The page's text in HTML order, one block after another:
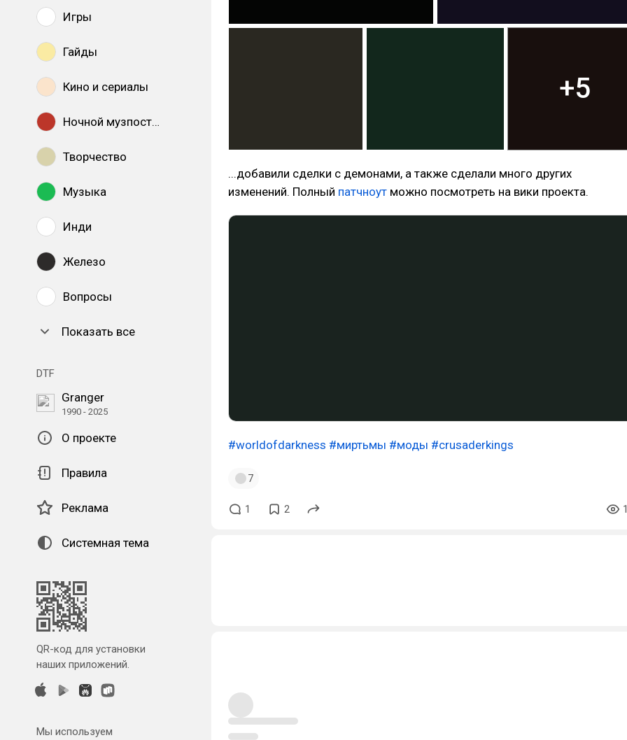
Игры
Гайды
Кино и сериалы
Ночной музпостинг
Творчество
Музыка
Инди
Железо
Вопросы
Показать все
DTF
Granger
1990 - 2025
О проекте
Правила
Реклама
Системная тема
QR-код для установки
наших приложений.
Мы используем
+5
...добавили сделки с демонами, а также сделали много других
изменений. Полный патчноут можно посмотреть на вики проекта.
#worldofdarkness #миртьмы #моды #crusaderkings
7
1 2